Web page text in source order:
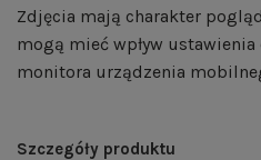
Zdjęcia mają charakter
mogą mieć wpływ
monitora urządzenia
Szczegóły produktu